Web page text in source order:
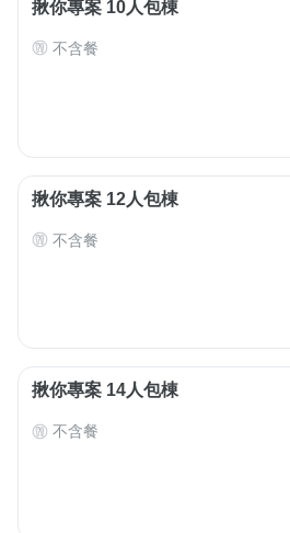
揪你專案 10人包棟
不含餐
揪你專案 12人包棟
不含餐
揪你專案 14人包棟
不含餐